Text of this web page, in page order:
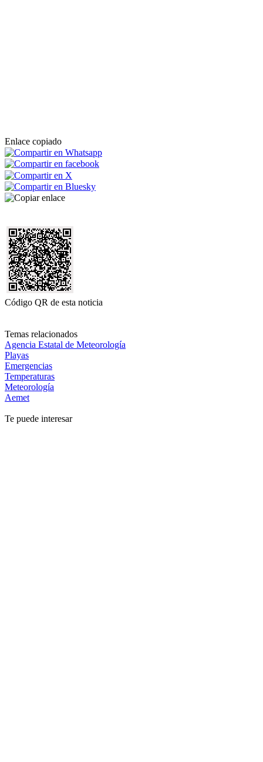
Enlace copiado
Código QR de esta noticia
Temas relacionados
Agencia Estatal de Meteorología
Playas
Emergencias
Temperaturas
Meteorología
Aemet
Te puede interesar